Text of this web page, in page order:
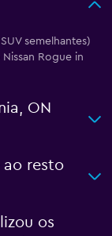
semelhantes)
Rogue in
ON
ao resto
os